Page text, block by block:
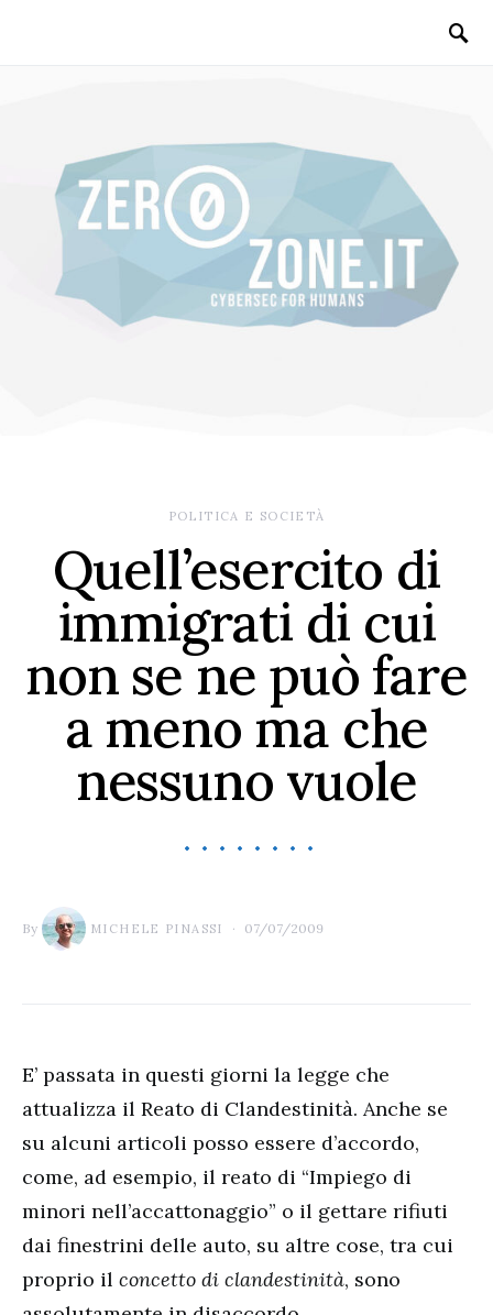
POLITICA E SOCIETÀ
Quell’esercito di
immigrati di cui
non se ne può fare
a meno ma che
nessuno vuole
By MICHELE PINASSI 07/07/2009
E’ passata in questi giorni la legge che
attualizza il Reato di Clandestinità. Anche se
su alcuni articoli posso essere d’accordo,
come, ad esempio, il reato di “Impiego di
minori nell’accattonaggio” o il gettare rifiuti
dai finestrini delle auto, su altre cose, tra cui
proprio il concetto di clandestinità, sono